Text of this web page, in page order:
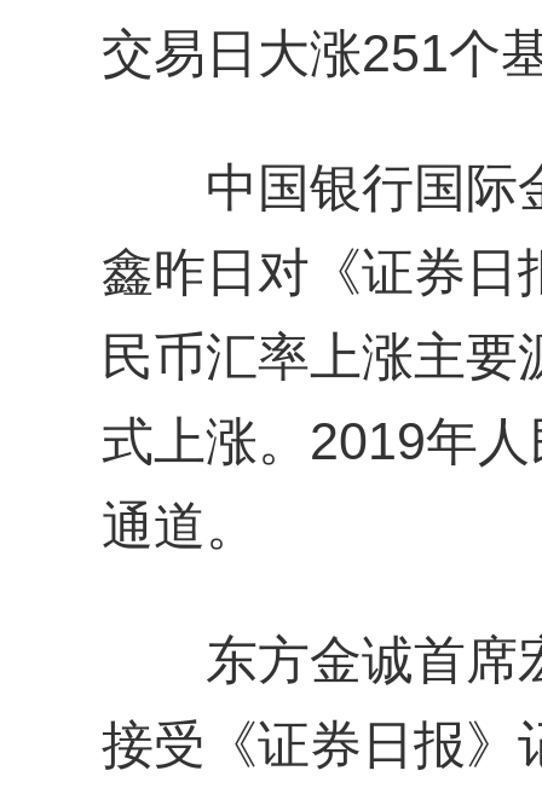
交易日大涨251个
中国银行国际
鑫昨日对《证券日
民币汇率上涨主
式上涨。2019年
通道。
东方金诚首席
接受《证券日报》